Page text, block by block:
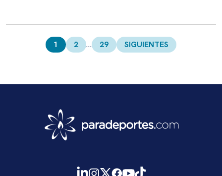
1 2 … 29 SIGUIENTES